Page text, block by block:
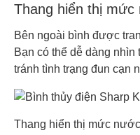
Thang hiển thị
Bên ngoài bình được
Bạn có thể dễ dàng
tránh tình trạng đun cạn
Thang hiển thị mức nước